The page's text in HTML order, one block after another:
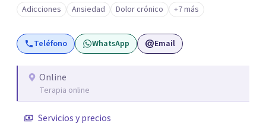
personalidad y trastorno del estado de ánimo Me
especializo en casos de ansiedad, depresión, trastornos
del sueño, trastorno alimenticio corporal, así como
violencia de género. Me caracterizo por ser una psicóloga
cercana con mis pacientes, en mi abordaje encontrarás
permite estar disponible para mis pacientes y así
Adicciones Ansiedad Dolor crónico +7 más
Teléfono WhatsApp Email
Online
Terapia online
Servicios y precios